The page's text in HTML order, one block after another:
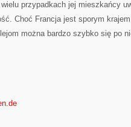
przypadkach jej mieszkańcy
Choć Francja jest sporym
można bardzo szybko się po